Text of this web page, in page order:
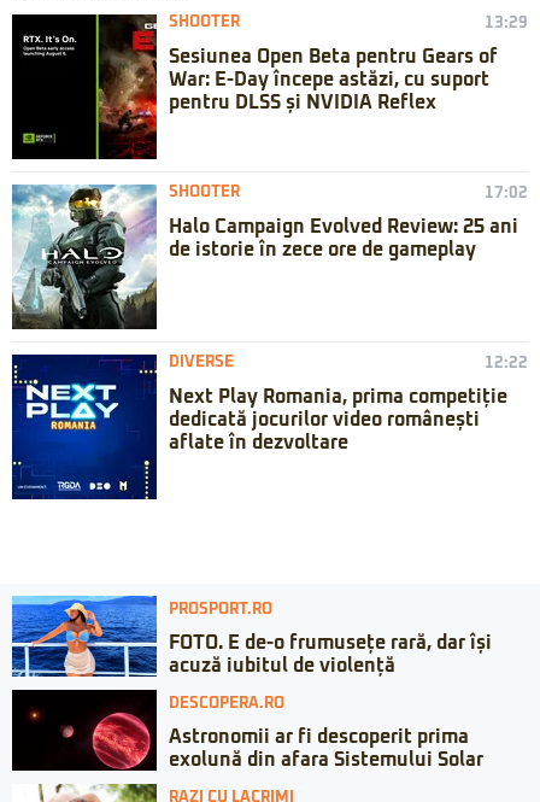
SHOOTER 13:29
Sesiunea Open Beta pentru Gears of
War: E-Day începe astăzi, cu suport
pentru DLSS și NVIDIA Reflex
SHOOTER 17:02
Halo Campaign Evolved Review: 25 ani
de istorie în zece ore de gameplay
DIVERSE 12:22
Next Play Romania, prima competiție
dedicată jocurilor video românești
aflate în dezvoltare
PROSPORT.RO
FOTO. E de-o frumusețe rară, dar își
acuză iubitul de violență
DESCOPERA.RO
Astronomii ar fi descoperit prima
exolună din afara Sistemului Solar
RAZI CU LACRIMI